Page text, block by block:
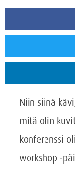
Niin siinä
mitä olin
konferenssi
workshop -